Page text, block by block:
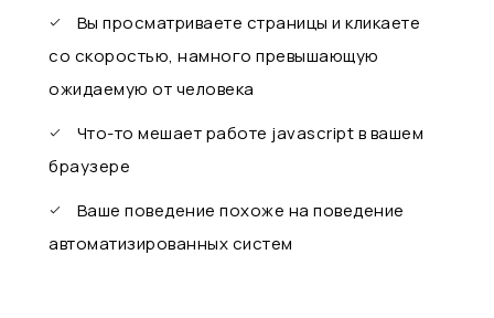
Вы просматриваете страницы и кликаете
со скоростью, намного превышающую
ожидаемую от человека
Что-то мешает работе javascript в вашем
браузере
Ваше поведение похоже на поведение
автоматизированных систем